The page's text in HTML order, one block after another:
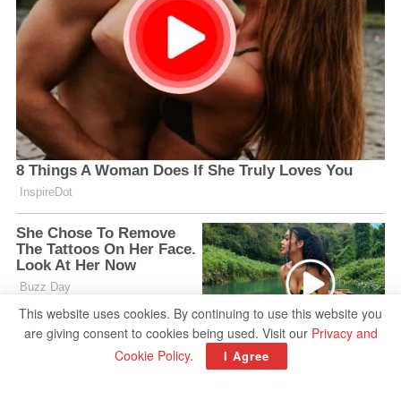
This website uses cookies. By continuing to use this website you
are giving consent to cookies being used. Visit our Privacy and
Cookie Policy. I Agree